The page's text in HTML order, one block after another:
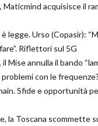
Maticmind acquisisce il
legge. Urso (Copasir):
Riflettori sul 5G
Mise annulla il bando
con le frequenze?
Sfide e opportunità
la Toscana scommette